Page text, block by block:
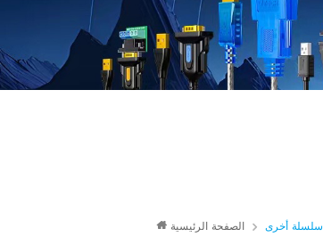
الصفحة الرئيسية سلسلة أخرى